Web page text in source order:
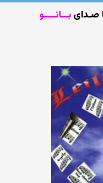
صـدایبـــانـــــو